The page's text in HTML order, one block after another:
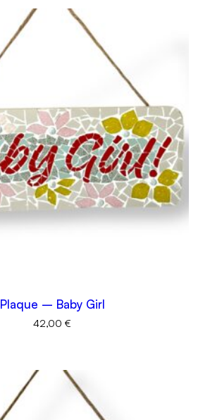
Plaque – Baby Girl
42,00 €